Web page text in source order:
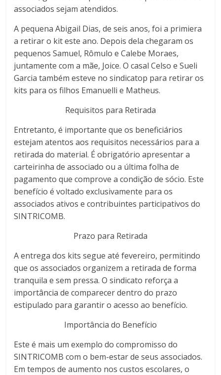
associados sejam atendidos.
A pequena Abigail Dias, de seis anos, foi a primiera
a retirar o kit este ano. Depois dela chegaram os
pequenos Samuel, Rômulo e Calebe Moraes,
juntamente com a mãe, Joice. O casal Celso e Sueli
Garcia também esteve no sindicatop para retirar os
kits para os filhos Emanuelli e Matheus.
Requisitos para Retirada
Entretanto, é importante que os beneficiários
estejam atentos aos requisitos necessários para a
retirada do material. É obrigatório apresentar a
carteirinha de associado ou a última folha de
pagamento que comprove a condição de sócio. Este
benefício é voltado exclusivamente para os
associados ativos e contribuintes participativos do
SINTRICOMB.
Prazo para Retirada
A entrega dos kits segue até fevereiro, permitindo
que os associados organizem a retirada de forma
tranquila e sem pressa. O sindicato reforça a
importância de comparecer dentro do prazo
estipulado para garantir o acesso ao benefício.
Importância do Benefício
Este é mais um exemplo do compromisso do
SINTRICOMB com o bem-estar de seus associados.
Em tempos de aumento nos custos escolares, o